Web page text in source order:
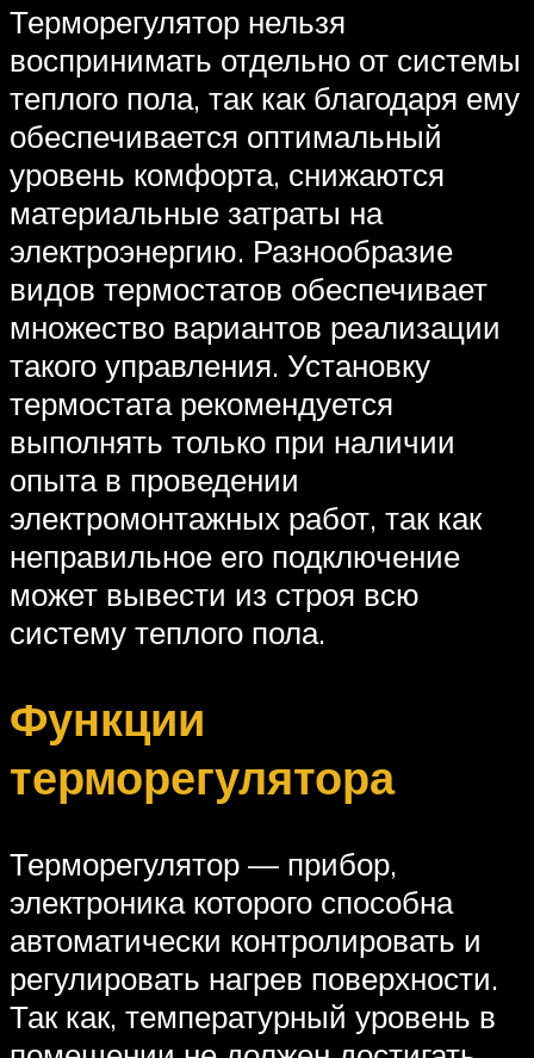
Терморегулятор нельзя
воспринимать отдельно от системы
теплого пола, так как благодаря ему
обеспечивается оптимальный
уровень комфорта, снижаются
материальные затраты на
электроэнергию. Разнообразие
видов термостатов обеспечивает
множество вариантов реализации
такого управления. Установку
термостата рекомендуется
выполнять только при наличии
опыта в проведении
электромонтажных работ, так как
неправильное его подключение
может вывести из строя всю
систему теплого пола.
Функции
терморегулятора
Терморегулятор — прибор,
электроника которого способна
автоматически контролировать и
регулировать нагрев поверхности.
Так как, температурный уровень в